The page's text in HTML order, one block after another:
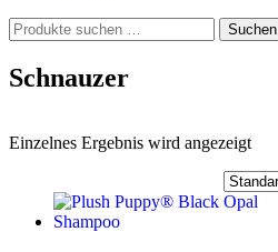
Suchen
nach:
Suchen
Schnauzer
Einzelnes Ergebnis wird angezeigt